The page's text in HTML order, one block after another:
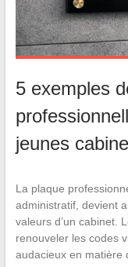
5 exemples
jeunes
La plaque
administratif, devient
valeurs d’un cabinet.
renouveler les codes
audacieux en matière